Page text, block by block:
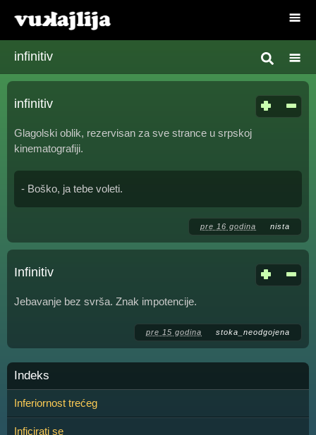
infinitiv
infinitiv
Glagolski oblik, rezervisan za sve strance u srpskoj
kinematografiji.
- Boško, ja tebe voleti.
pre 16 godina nista
Infinitiv
Jebavanje bez svrša. Znak impotencije.
pre 15 godina stoka_neodgojena
Indeks
Inferiornost trećeg
Inficirati se